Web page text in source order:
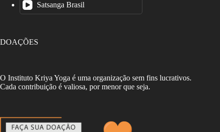
Satsanga Brasil
DOAÇÕES
O Instituto Kriya Yoga é uma organização sem fins lucrativos.
Cada contribuição é valiosa, por menor que seja.